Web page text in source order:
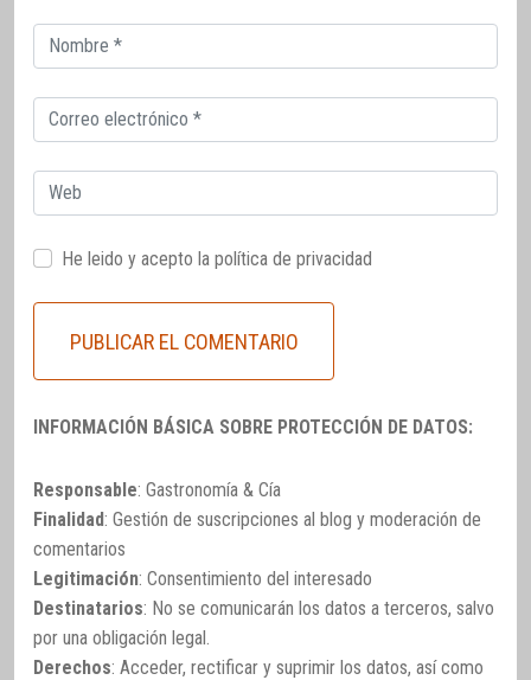
Correo
electrónico
Correo
electrónico
Web
He leido y acepto la política de privacidad
INFORMACIÓN BÁSICA SOBRE PROTECCIÓN DE DATOS:
Responsable: Gastronomía & Cía
Finalidad: Gestión de suscripciones al blog y moderación de
comentarios
Legitimación: Consentimiento del interesado
Destinatarios: No se comunicarán los datos a terceros, salvo
por una obligación legal.
Derechos: Acceder, rectificar y suprimir los datos, así como